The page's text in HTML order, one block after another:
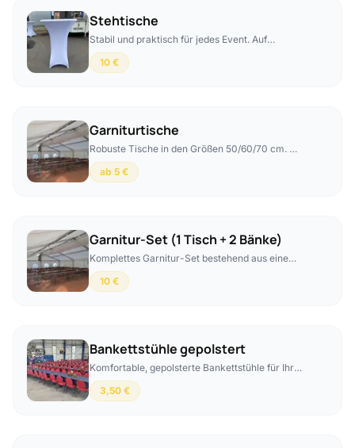
Stehtische
Stabil und praktisch für jedes Event. Auf
Wunsch auch mit hochwertigen Hussen
buchbar – Aufpreis 5 € pro Stehtisch.
10 €
Garniturtische
Robuste Tische in den Größen 50/60/70 cm. Mit
passenden Hussen buchbar – Aufpreis 5 € pro
Tisch.
ab 5 €
Garnitur-Set (1 Tisch + 2 Bänke)
Komplettes Garnitur-Set bestehend aus einem
Tisch und zwei Bänken.
10 €
Bankettstühle gepolstert
Komfortable, gepolsterte Bankettstühle für Ihre
Veranstaltung. Mit eleganten Hussen buchbar –
Aufpreis 3 € pro Stuhl.
3,50 €